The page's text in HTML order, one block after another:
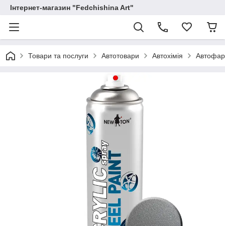
Інтернет-магазин "Fedchishina Art"
Товари та послуги Автотовари Автохімія